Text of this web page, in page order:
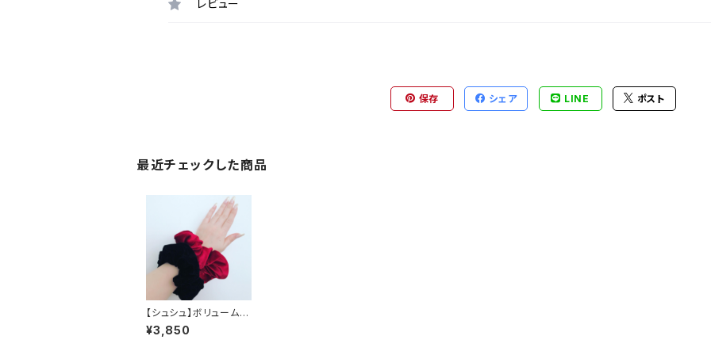
レビュー
保存 シェア LINE ポスト
最近チェックした商品
【シュシュ】ボリューム感
絶妙ベロアシュシュ
¥3,850